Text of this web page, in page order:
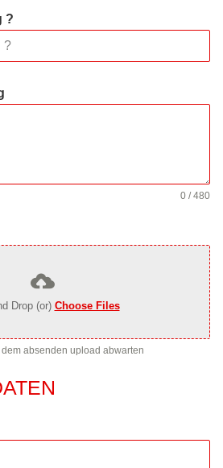
?
0 / 480
Drop (or) Choose Files
absenden upload abwarten